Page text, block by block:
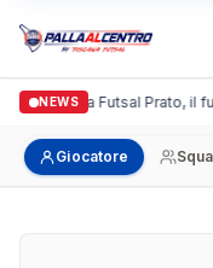
NEWS
Italgronda Futsal Prato, il
Giocatore